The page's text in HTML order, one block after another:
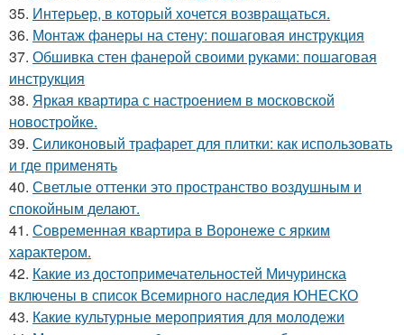
35. Интерьер, в который хочется возвращаться.
36. Монтаж фанеры на стену: пошаговая инструкция
37. Обшивка стен фанерой своими руками: пошаговая
инструкция
38. Яркая квартира с настроением в московской
новостройке.
39. Силиконовый трафарет для плитки: как использовать
и где применять
40. Светлые оттенки это пространство воздушным и
спокойным делают.
41. Современная квартира в Воронеже с ярким
характером.
42. Какие из достопримечательностей Мичуринска
включены в список Всемирного наследия ЮНЕСКО
43. Какие культурные мероприятия для молодежи